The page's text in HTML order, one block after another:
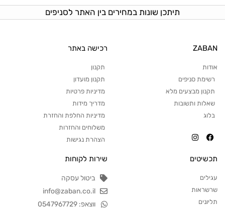
תיתכן שונות במחירים בין האתר לסניפים
ZABAN
אודות
רשימת סניפים
תקנון מבצעים מלא
שאלות ותשובות
בלוג
רכישה באתר
תקנון
תקנון מועדון
מדיניות פרטיות
מדריך מידות
מדיניות החלפת והחזרת
משלוחים והחזרות
הצהרת נגישות
תכשיטים
עגילים
שרשראות
תליונים
שירות לקוחות
ביטול עסקה
info@zaban.co.il
ווצאפ: 0547967729